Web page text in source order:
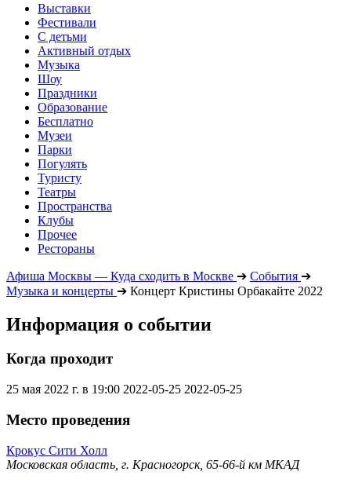
Выставки
Фестивали
С детьми
Активный отдых
Музыка
Шоу
Праздники
Образование
Бесплатно
Музеи
Парки
Погулять
Туристу
Театры
Пространства
Клубы
Прочее
Рестораны
Афиша Москвы — Куда сходить в Москве ➔ События ➔
Музыка и концерты ➔ Концерт Кристины Орбакайте 2022
Информация о событии
Когда проходит
25 мая 2022 г. в 19:00 2022-05-25 2022-05-25
Место проведения
Крокус Сити Холл
Московская область, г. Красногорск, 65-66-й км МКАД